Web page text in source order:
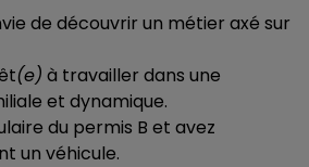
de découvrir un métier axé sur
(e) à travailler dans une
et dynamique.
du permis B et avez
un véhicule.